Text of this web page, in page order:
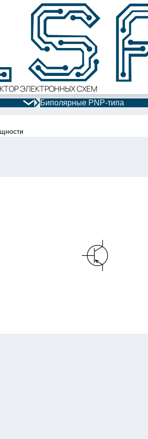
ЭЛЕКТРОННЫХ СХЕМ
Биполярные PNP-типа